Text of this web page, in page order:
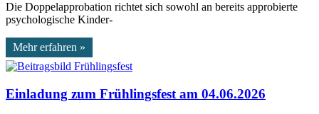
Die Doppelapprobation richtet sich sowohl an bereits approbierte
psychologische Kinder-
Mehr erfahren »
Einladung zum Frühlingsfest am 04.06.2026